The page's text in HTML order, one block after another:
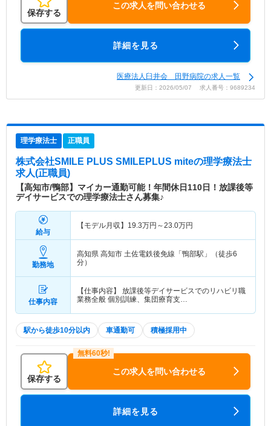
保存する
この求人を問い合わせる
詳細を見る
医療法人臼井会 田野病院の求人一覧
更新日：2026/05/07 求人番号：9689234
理学療法士 正職員
株式会社SMILE PLUS SMILEPLUS miteの理学療法士
求人(正職員)
【高知市/鴨部】マイカー通勤可能！年間休日110日！放課後等
デイサービスでの理学療法士さん募集♪
給与
【モデル月収】 19.3万円～23.0万円
勤務地
高知県 高知市 土佐電鉄後免線「鴨部駅」（徒歩6
分）
仕事内容
【仕事内容】 放課後等デイサービスでのリハビリ職
業務全般 個別訓練、集団療育支…
駅から徒歩10分以内 車通勤可 積極採用中
保存する
この求人を問い合わせる
詳細を見る